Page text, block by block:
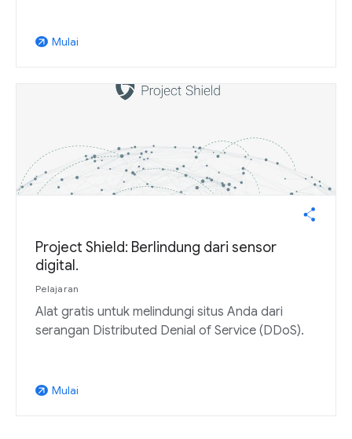
arrow_outward Mulai
Project Shield: Berlindung dari sensor
digital.
Pelajaran
Alat gratis untuk melindungi situs Anda dari
serangan Distributed Denial of Service (DDoS).
arrow_outward Mulai